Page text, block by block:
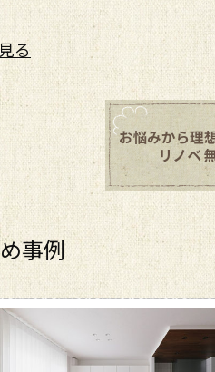
る
事例